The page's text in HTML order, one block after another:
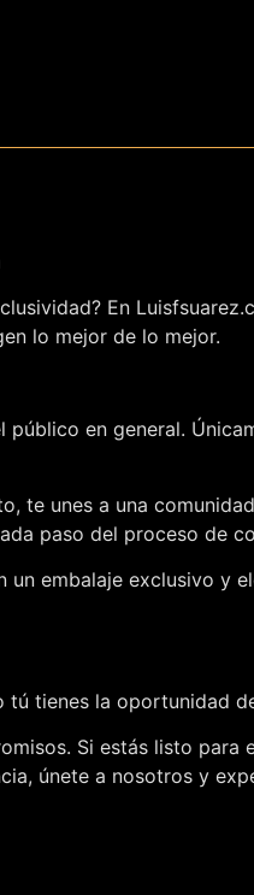
En
lo mejor de lo mejor.
en general.
te unes a una
paso del proceso de
embalaje exclusivo y
tienes la oportunidad
Si estás listo
únete a nosotros y